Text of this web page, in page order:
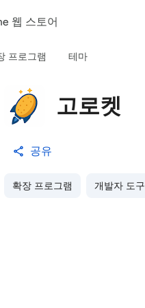
웹 스토어
프로그램 테마
고로켓
공유
확장 프로그램 개발자 도구